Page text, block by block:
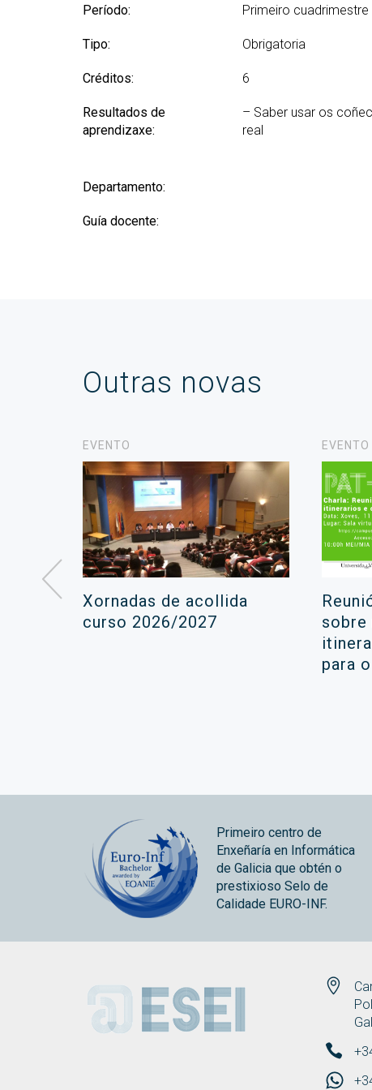
Período: Primeiro cuadrimestre
Tipo: Obrigatoria
Créditos: 6
Resultados de
aprendizaxe:
– Saber usar os
real
Departamento:
Guía docente:
Outras novas
EVENTO
Xornadas de acollida
curso 2026/2027
EVENTO
sobre
para
Primeiro centro de
Enxeñaría en Informática
de Galicia que obtén o
prestixioso Selo de
Calidade EURO-INF.
ESEI